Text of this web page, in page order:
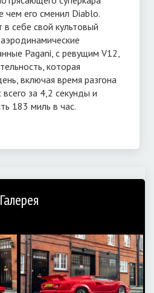
его сменил Diablo.
себе свой культовый
Pagani, с ревущим V12,
которая
включая время разгона
за 4,2 секунды и
183 миль в час.
Галерея